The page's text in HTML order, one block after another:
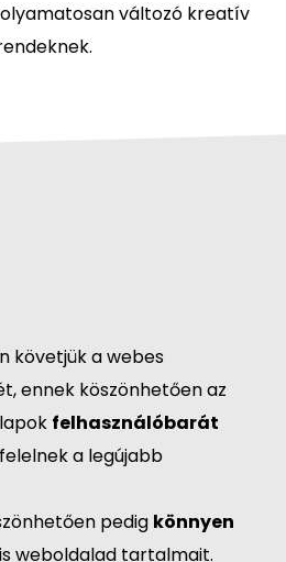
változó kreatív
követjük a webes
ennek köszönhetően az
felhasználóbarát
a legújabb
pedig könnyen
is weboldalad tartalmait.